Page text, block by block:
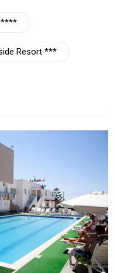
****
Resort ***